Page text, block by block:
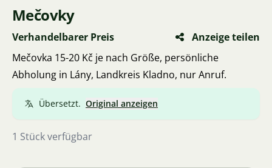
Mečovky
Verhandelbarer Preis
Anzeige teilen
Mečovka 15-20 Kč je nach Größe, persönliche
Abholung in Lány, Landkreis Kladno, nur Anruf.
Übersetzt. Original anzeigen
1 Stück verfügbar